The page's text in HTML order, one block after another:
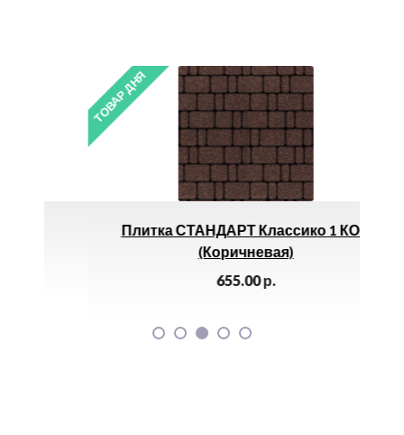
ТОВАР ДНЯ
Плитка СТАНДАРТ Классико 1 КО.6
(коричневая)
655.00р.